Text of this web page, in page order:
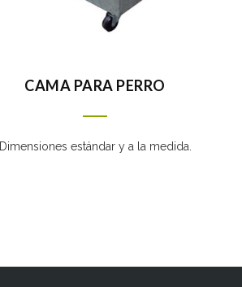
CAMA PARA PERRO
Dimensiones estándar y a la medida.